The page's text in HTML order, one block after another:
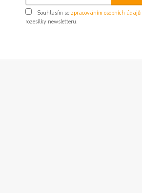
Souhlasím se zpracováním osobních údajů
rozesílky newsletteru.